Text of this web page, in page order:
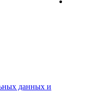
данных и